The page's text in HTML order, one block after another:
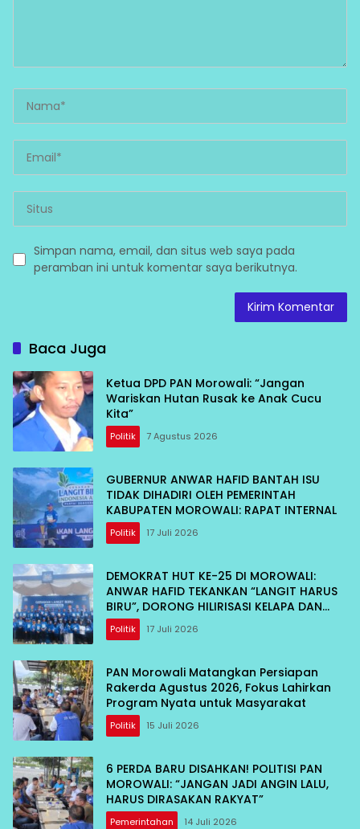
Simpan nama, email, dan situs web saya pada
peramban ini untuk komentar saya berikutnya.
Baca Juga
Ketua DPD PAN Morowali: “Jangan
Wariskan Hutan Rusak ke Anak Cucu
Kita”
Politik 7 Agustus 2026
GUBERNUR ANWAR HAFID BANTAH ISU
TIDAK DIHADIRI OLEH PEMERINTAH
KABUPATEN MOROWALI: RAPAT INTERNAL
Politik 17 Juli 2026
DEMOKRAT HUT KE-25 DI MOROWALI:
ANWAR HAFID TEKANKAN “LANGIT HARUS
BIRU”, DORONG HILIRISASI KELAPA DAN
TEKAN INFLASI IKAN
Politik 17 Juli 2026
PAN Morowali Matangkan Persiapan
Rakerda Agustus 2026, Fokus Lahirkan
Program Nyata untuk Masyarakat
Politik 15 Juli 2026
6 PERDA BARU DISAHKAN! POLITISI PAN
MOROWALI: “JANGAN JADI ANGIN LALU,
HARUS DIRASAKAN RAKYAT”
Pemerintahan 14 Juli 2026